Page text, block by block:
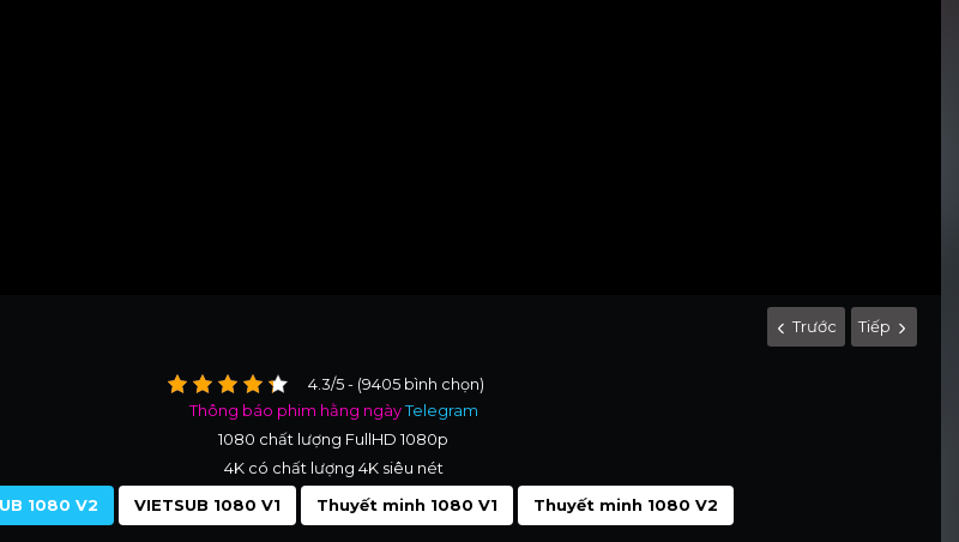
Trước Tiếp
4.3/5 - (9405 bình chọn)
Thông báo phim hằng ngàyTelegram
1080 chất lượng FullHD 1080p
4K có chất lượng 4K siêu nét
1080 V2
VIETSUB 1080 V1 Thuyết minh 1080 V1 Thuyết minh 1080 V2